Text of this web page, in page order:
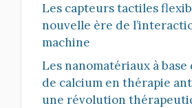
Les capteurs tactiles
nouvelle ère de
machine
Les nanomatériaux à
de calcium en thérapie
une révolution